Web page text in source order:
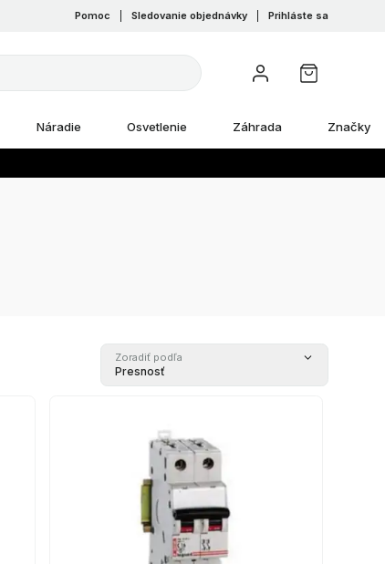
Pomoc Sledovanie objednávky Prihláste sa
Náradie Osvetlenie Záhrada Značky
Zoradiť podľa
Presnosť